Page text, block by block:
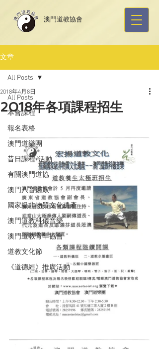
​澳門道教協會
文章
All Posts
本會課程
報名表格
澳門道樂團
昔日課程/活動
有關澳門道協
澳門八音鑼鼓
國家級非物質文化遺產
澳門道教科儀音樂
澳門道教青年協會
道教文化節
《道德經》推廣活動
All Posts
2018年各項課程招生
2018年4月8日